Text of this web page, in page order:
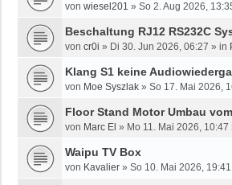
von wiesel201 » So 2. Aug 2026,
Beschaltung RJ12 RS232C
von cr0i » Di 30. Jun 2026, 06:27 » in
Klang S1 keine
von Moe Syszlak » So 17. Mai 2026,
Floor Stand Motor Umbau
von Marc El » Mo 11. Mai 2026, 10:47
Waipu TV Box
von Kavalier » So 10. Mai 2026, 19:41